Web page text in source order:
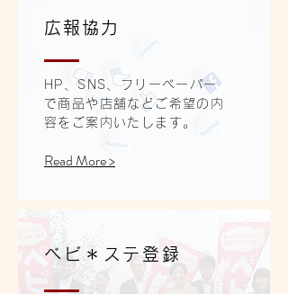
広報協力
​HP、SNS、フリーペーパー
で商品や店舗などご希望の内
容をご案内いたします。
Read More >
ベビ＊ステ登録